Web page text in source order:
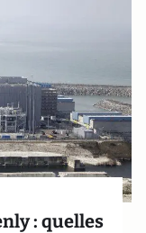
: quelles